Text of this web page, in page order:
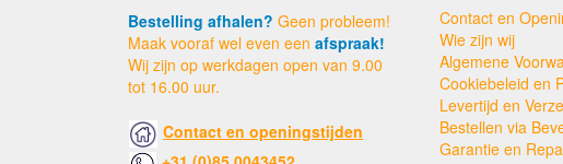
Bestelling afhalen? Geen probleem!
Maak vooraf wel even een afspraak!
Wij zijn op werkdagen open van 9.00
tot 16.00 uur.
Contact en openingstijden
Contact en
Wie zijn wij
Algemene
Cookiebeleid en
Levertijd en
Bestellen via
Garantie en